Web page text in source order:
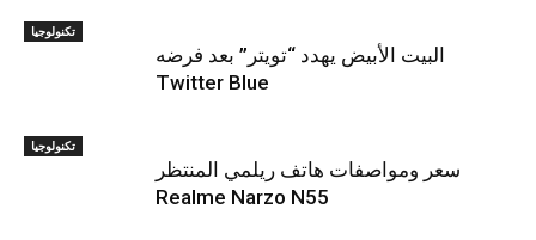
تكنولوجيا
البيت الأبيض يهدد “تويتر” بعد فرضه
Twitter Blue
تكنولوجيا
سعر ومواصفات هاتف ريلمي المنتظر
Realme Narzo N55